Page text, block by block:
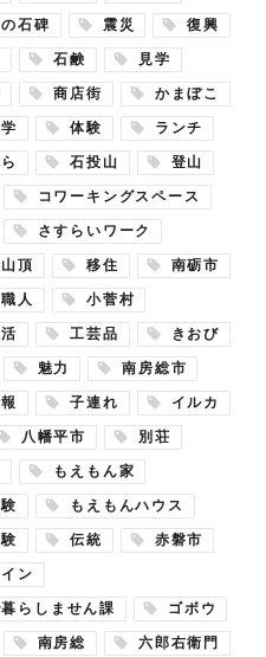
石碑 震災 復興
石鹸 見学
商店街 かまぼこ
体験 ランチ
石投山 登山
コワーキングスペース
さすらいワーク
頂 移住 南砺市
人 小菅村
工芸品 きおび
魅力 南房総市
子連れ イルカ
八幡平市 別荘
もえもん家
もえもんハウス
伝統 赤磐市
ン
らしません課 ゴボウ
南房総 六郎右衛門